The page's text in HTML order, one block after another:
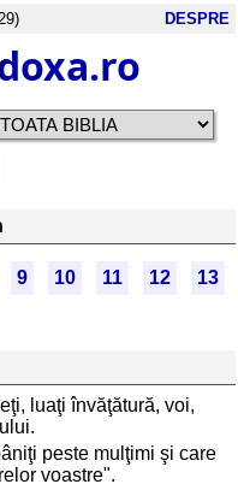
DESPRE
9 10 11 12 13
luaţi învăţătură, voi,
peste mulţimi şi care
voastre".